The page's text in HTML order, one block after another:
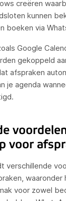
creëren
kunnen
boeken via
Google
gekoppeld
afspraken
je agenda
voor
verschillende
voor zowel